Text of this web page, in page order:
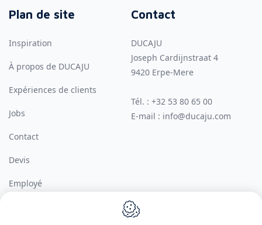
Plan de site
Inspiration
À propos de DUCAJU
Expériences de clients
Jobs
Contact
Devis
Employé
Contact
DUCAJU
Joseph Cardijnstraat 4
9420 Erpe-Mere
Tél. : +32 53 80 65 00
E-mail : info@ducaju.com